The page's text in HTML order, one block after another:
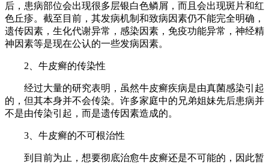
后，患病部位会出现很多层银白色鳞屑，而且会出现斑片和红
色丘疹。截至目前，其发病机制和致病因素仍不能完全明确，
遗传因素，生化代谢异常，感染因素，免疫功能异常，神经精
神因素等是现在公认的一些发病因素。
2、牛皮癣的传染性
经过大量的研究表明，虽然牛皮癣疾病是由真菌感染引起
的，但其本身并不会传染。许多家庭中的兄弟姐妹先后患病并
不是由传染引起，而是遗传因素造成的。
3、牛皮癣的不可根治性
到目前为止，想要彻底治愈牛皮癣还是不可能的，因此暂